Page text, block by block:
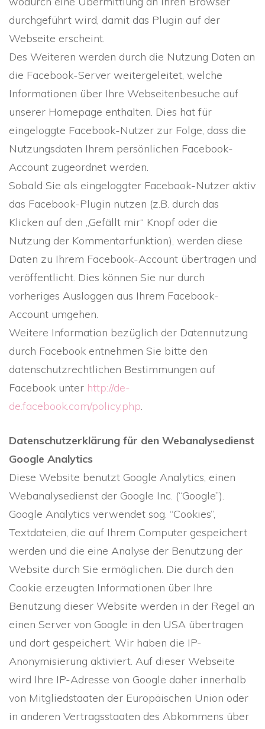
durchgeführt wird, damit das Plugin auf der
Webseite erscheint.
Des Weiteren werden durch die Nutzung Daten an
die Facebook-Server weitergeleitet, welche
Informationen über Ihre Webseitenbesuche auf
unserer Homepage enthalten. Dies hat für
eingeloggte Facebook-Nutzer zur Folge, dass die
Nutzungsdaten Ihrem persönlichen Facebook-
Account zugeordnet werden.
Sobald Sie als eingeloggter Facebook-Nutzer aktiv
das Facebook-Plugin nutzen (z.B. durch das
Klicken auf den „Gefällt mir“ Knopf oder die
Nutzung der Kommentarfunktion), werden diese
Daten zu Ihrem Facebook-Account übertragen und
veröffentlicht. Dies können Sie nur durch
vorheriges Ausloggen aus Ihrem Facebook-
Account umgehen.
Weitere Information bezüglich der Datennutzung
durch Facebook entnehmen Sie bitte den
datenschutzrechtlichen Bestimmungen auf
Facebook unter http://de-
de.facebook.com/policy.php.
Datenschutzerklärung für den Webanalysedienst
Google Analytics
Diese Website benutzt Google Analytics, einen
Webanalysedienst der Google Inc. (“Google”).
Google Analytics verwendet sog. “Cookies”,
Textdateien, die auf Ihrem Computer gespeichert
werden und die eine Analyse der Benutzung der
Website durch Sie ermöglichen. Die durch den
Cookie erzeugten Informationen über Ihre
Benutzung dieser Website werden in der Regel an
einen Server von Google in den USA übertragen
und dort gespeichert. Wir haben die IP-
Anonymisierung aktiviert. Auf dieser Webseite
wird Ihre IP-Adresse von Google daher innerhalb
von Mitgliedstaaten der Europäischen Union oder
in anderen Vertragsstaaten des Abkommens über